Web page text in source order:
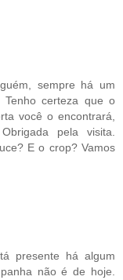
sempre há um
Tenho certeza que o
você o encontrará,
pela visita.
E o crop? Vamos
presente há algum
não é de hoje.